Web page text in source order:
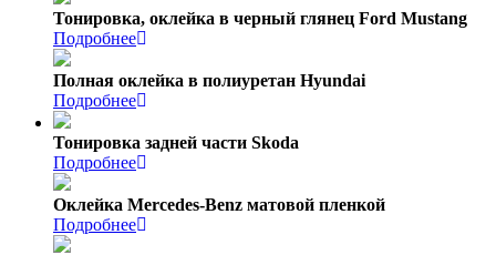
Тонировка, оклейка в черный глянец Ford Mustang
Подробнее
Полная оклейка в полиуретан Hyundai
Подробнее
Тонировка задней части Skoda
Подробнее
Оклейка Mercedes-Benz матовой пленкой
Подробнее